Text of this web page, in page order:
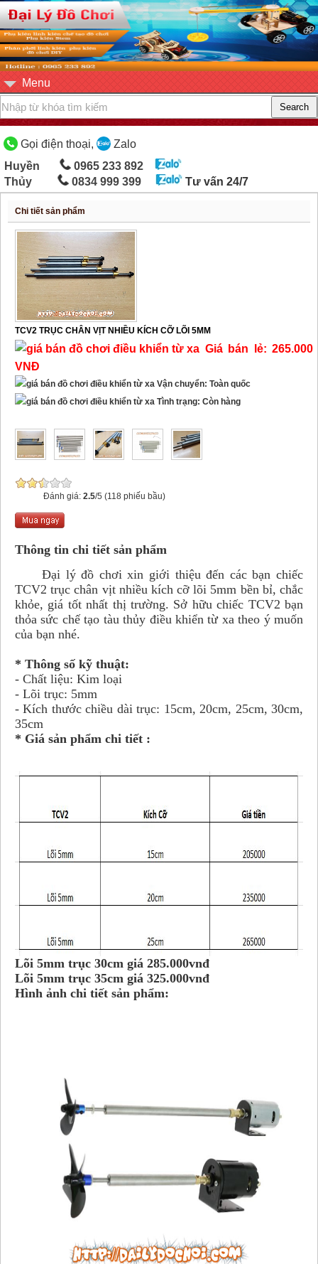
Menu
Gọi điện thoại,
Zalo
Huyền
0965 233 892
Thủy
0834 999 399 Tư vấn 24/7
Chi tiết sản phẩm
TCV2 TRỤC CHÂN VỊT NHIỀU KÍCH CỠ LÕI 5MM
Giá bán lẻ: 265.000
VNĐ
Vận chuyển: Toàn quốc
Tình trạng: Còn hàng
Đánh giá:2.5/5 (118 phiếu bầu)
Thông tin chi tiết sản phẩm
Đại lý đồ chơi xin giới thiệu đến các bạn chiếc
TCV2 trục chân vịt nhiều kích cỡ lõi 5mm bền bỉ, chắc
khỏe, giá tốt nhất thị trường. Sở hữu chiếc TCV2 bạn
thỏa sức chế tạo tàu thủy điều khiển từ xa theo ý muốn
của bạn nhé.
* Thông số kỹ thuật:
- Chất liệu: Kim loại
- Lõi trục: 5mm
- Kích thước chiều dài trục: 15cm, 20cm, 25cm, 30cm,
35cm
* Giá sản phẩm chi tiết :
Lõi 5mm trục 30cm giá 285.000vnđ
Lõi 5mm trục 35cm giá 325.000vnđ
Hình ảnh chi tiết sản phẩm: